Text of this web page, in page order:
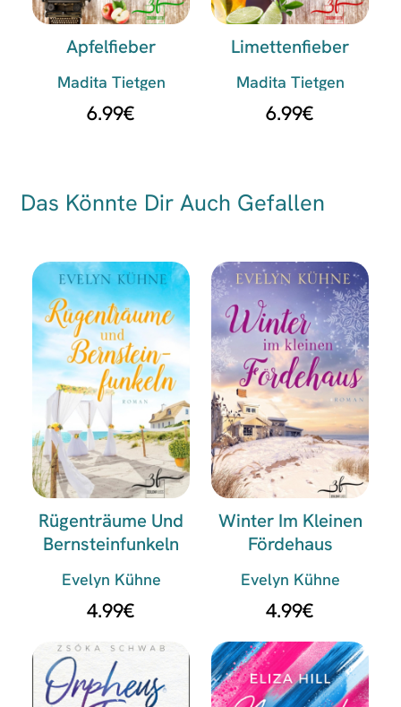
Apfelfieber
Madita Tietgen
6.99€
Limettenfieber
Madita Tietgen
6.99€
Das Könnte Dir Auch Gefallen
Rügenträume Und
Bernsteinfunkeln
Evelyn Kühne
4.99€
Winter Im Kleinen
Fördehaus
Evelyn Kühne
4.99€